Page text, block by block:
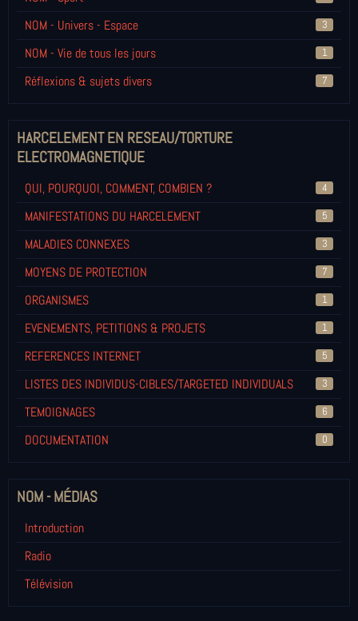
NOM - Univers - Espace 3
NOM - Vie de tous les jours 1
Réflexions & sujets divers 7
HARCELEMENT EN RESEAU/TORTURE
ELECTROMAGNETIQUE
QUI, POURQUOI, COMMENT, COMBIEN ? 4
MANIFESTATIONS DU HARCELEMENT 5
MALADIES CONNEXES 3
MOYENS DE PROTECTION 7
ORGANISMES 1
EVENEMENTS, PETITIONS & PROJETS 1
REFERENCES INTERNET 5
LISTES DES INDIVIDUS-CIBLES/TARGETED INDIVIDUALS 3
TEMOIGNAGES 6
DOCUMENTATION 0
NOM - MÉDIAS
Introduction
Radio
Télévision